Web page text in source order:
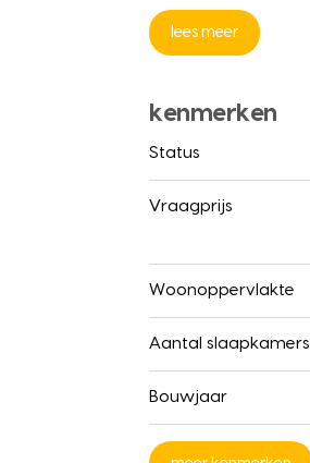
lees meer
kenmerken
Status
Vraagprijs
Woonoppervlakte
Aantal slaapkamers
Bouwjaar